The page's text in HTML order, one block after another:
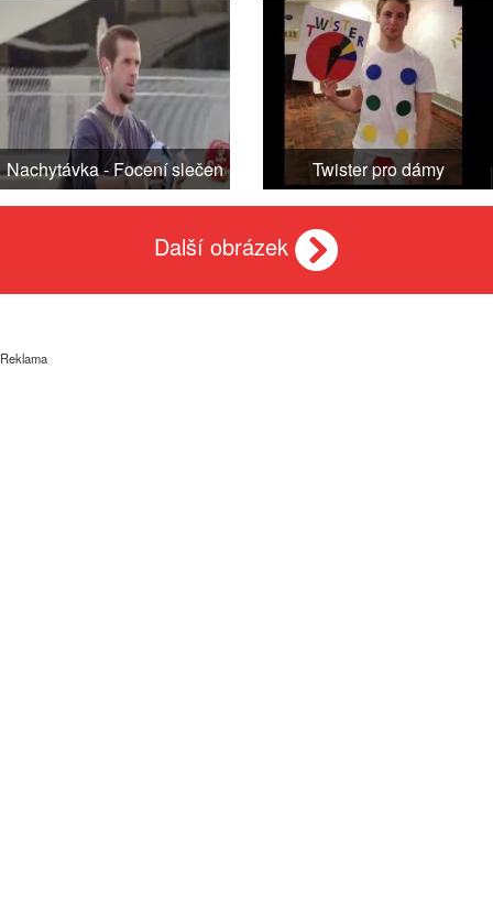
Nachytávka - Focení slečen Twister pro dámy
Další obrázek
Reklama